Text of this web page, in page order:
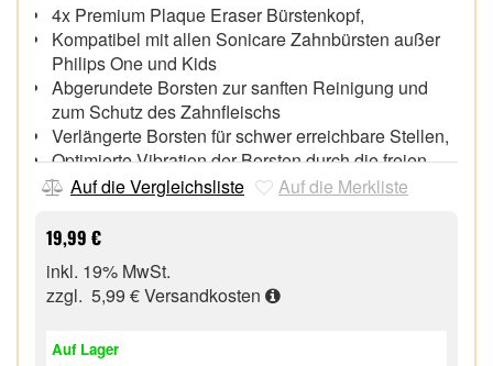
4x Premium Plaque Eraser Bürstenkopf,
Kompatibel mit allen Sonicare Zahnbürsten außer
Philips One und Kids
Abgerundete Borsten zur sanften Reinigung und
zum Schutz des Zahnfleischs
Verlängerte Borsten für schwer erreichbare Stellen,
Optimierte Vibration der Borsten durch die freien
Zwischenräume zwischen den Borstenbündeln
Bürstenkopf alle 3 Monate austauschen,
Auf die Vergleichsliste Auf die Merkliste
19,99 €
inkl. 19% MwSt.
zzgl. 5,99 €Versandkosten
Auf Lager